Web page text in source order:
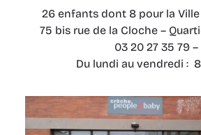
26 enfants dont 8 pour la
75 bis rue de la Cloche –
03 20 27 35 79 –
Du lundi au vendredi :